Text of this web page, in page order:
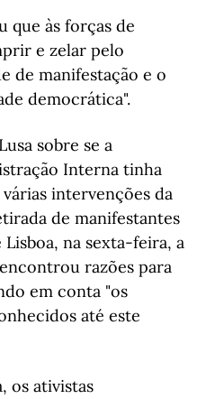
que às forças de
e zelar pelo
de manifestação e o
democrática".
sobre se a
Interna tinha
intervenções da
de manifestantes
na sexta-feira, a
razões para
em conta "os
até este
os ativistas